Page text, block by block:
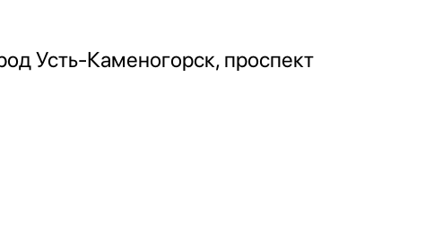
Усть-Каменогорск, проспект